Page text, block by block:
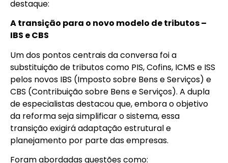
destaque:
A transição para o novo modelo de tributos –
IBS e CBS
Um dos pontos centrais da conversa foi a
substituição de tributos como PIS, Cofins, ICMS e ISS
pelos novos IBS (Imposto sobre Bens e Serviços) e
CBS (Contribuição sobre Bens e Serviços). A dupla
de especialistas destacou que, embora o objetivo
da reforma seja simplificar o sistema, essa
transição exigirá adaptação estrutural e
planejamento por parte das empresas.
Foram abordadas questões como: